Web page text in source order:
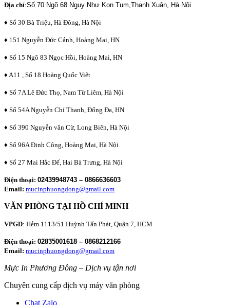
Địa chỉ:Số 70 Ngõ 68 Ngụy Như Kon Tum,Thanh Xuân, Hà Nội
♦ Số 30 Bà Triệu, Hà Đông, Hà Nội
♦ 151 Nguyễn Đức Cảnh, Hoàng Mai, HN
♦ Số 15 Ngõ 83 Ngọc Hồi, Hoàng Mai, HN
♦ A11 , Số 18 Hoàng Quốc Việt
♦ Số 7A Lê Đức Thọ, Nam Từ Liêm, Hà Nội
♦ Số 54A Nguyễn Chí Thanh, Đống Đa, HN
♦ Số 390 Nguyễn văn Cừ, Long Biên, Hà Nội
♦ Số 96A Định Công, Hoàng Mai, Hà Nội
♦ Số 27 Mai Hắc Đế, Hai Bà Trưng, Hà Nội
Điện thoại: 02439948743 – 0866636603
Email: mucinphuongdong@gmail.com
VĂN PHÒNG TẠI HỒ CHÍ MINH
VPGD: Hẻm 1113/51 Huỳnh Tấn Phát, Quận 7, HCM
Điện thoại: 02835001618 – 0868212166
Email: mucinphuongdong@gmail.com
Mực In Phương Đông – Dịch vụ tận nơi
Chuyên cung cấp dịch vụ máy văn phòng
Chat Zalo